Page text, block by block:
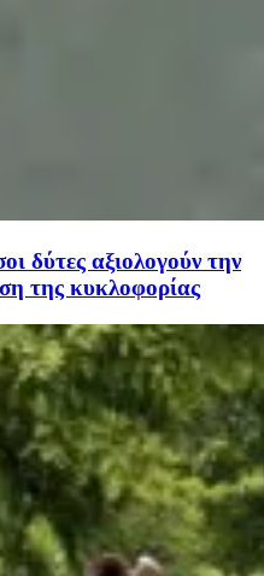
δύτες αξιολογούν την
της κυκλοφορίας